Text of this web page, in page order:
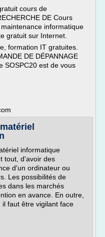
cours de
DE Cours
informatique
gratuit sur Internet.
formation IT gratuites.
DE DÉPANNAGE
SOSPC20 est de vous
informatique
tout, d'avoir des
d'un ordinateur ou
Les possibilités de
dans les marchés
en avance. En outre,
faut être vigilant face